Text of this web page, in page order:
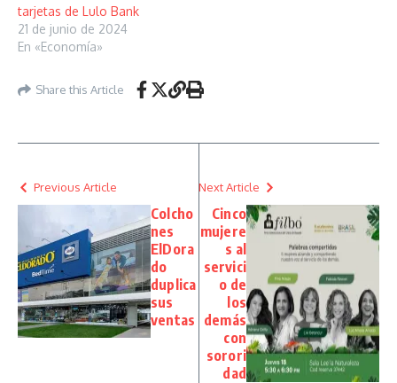
tarjetas de Lulo Bank
21 de junio de 2024
En «Economía»
Share this Article
Previous Article
Colcho
nes
ElDora
do
duplica
sus
ventas
Next Article
Cinco
mujere
s al
servici
o de
los
demás
con
sorori
dad